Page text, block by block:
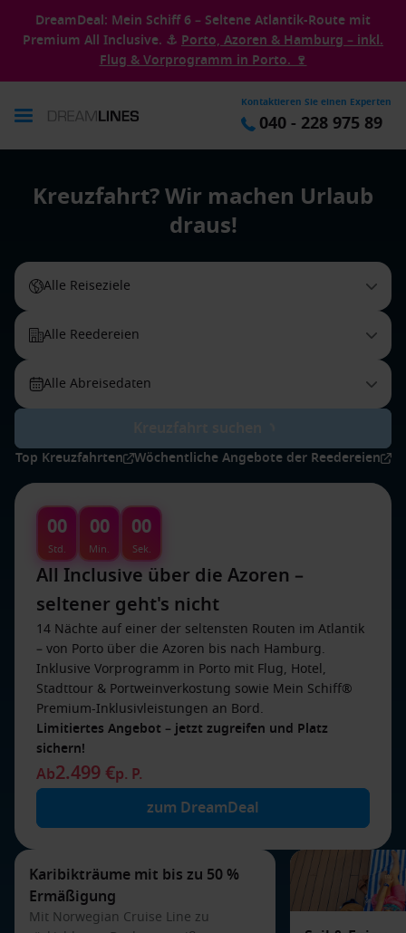
DreamDeal: Mein Schiff 6 – Seltene Atlantik-Route mit
Premium All Inclusive. ⚓ Porto, Azoren & Hamburg – inkl.
Flug & Vorprogramm in Porto. 🍷
Kontaktieren Sie einen Experten
040 - 228 975 89
Kreuzfahrt? Wir machen Urlaub
draus!
Alle Reiseziele
Alle Reedereien
Alle Abreisedaten
Top Kreuzfahrten Wöchentliche Angebote der Reedereien
00
Std.
00
Min.
00
Sek.
All Inclusive über die Azoren –
seltener geht's nicht
14 Nächte auf einer der seltensten Routen im Atlantik
– von Porto über die Azoren bis nach Hamburg.
Inklusive Vorprogramm in Porto mit Flug, Hotel,
Stadttour & Portweinverkostung sowie Mein Schiff®
Premium-Inklusivleistungen an Bord.
Limitiertes Angebot – jetzt zugreifen und Platz
sichern!
Ab2.499 €p. P.
zum DreamDeal
Karibikträume mit bis zu 50 %
Ermäßigung
Mit Norwegian Cruise Line zu